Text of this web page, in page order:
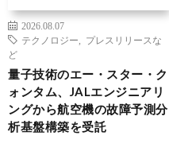
2026.08.07
テクノロジー
プレスリリースな
ど
量子技術のエー・スター・ク
ォンタム、JALエンジニアリ
ングから航空機の故障予測分
析基盤構築を受託